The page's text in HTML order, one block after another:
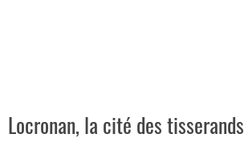
Locronan, la cité des tisserands